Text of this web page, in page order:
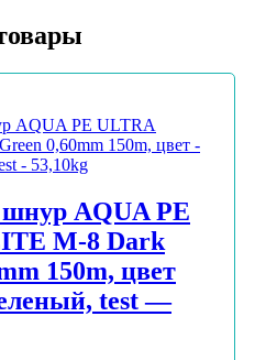
AQUA PE
M-8 Dark
150m, цвет
test —